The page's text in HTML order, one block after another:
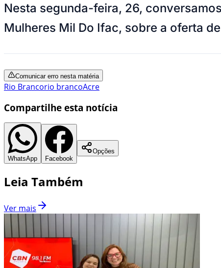
Nesta segunda-feira, 26,
Mulheres Mil Do Ifac, sobre a oferta
Comunicar erro nesta matéria
Rio Brancorio brancoAcre
Compartilhe esta notícia
WhatsApp Facebook
Opções
Leia Também
Ver mais